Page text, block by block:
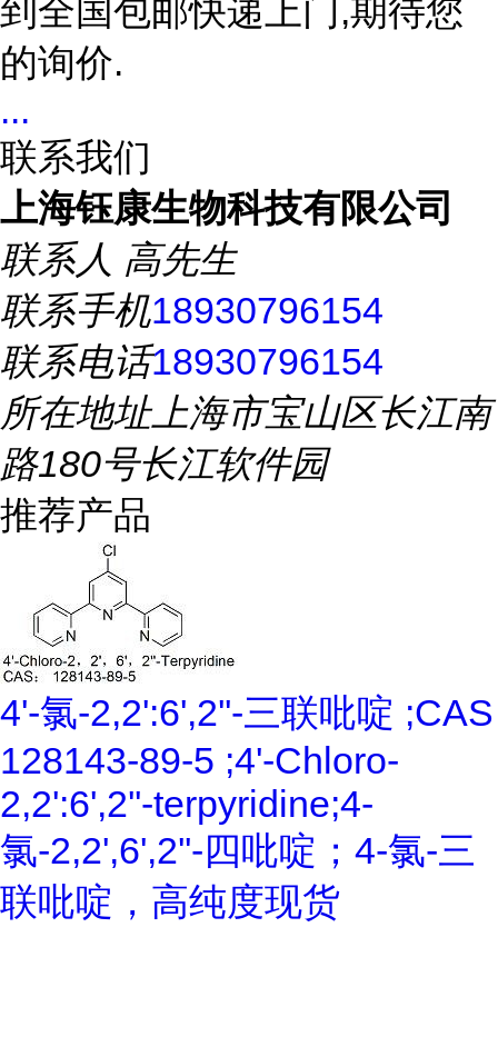
到全国包邮快递上门,期待您
的询价.
...
联系我们
上海钰康生物科技有限公司
联系人 高先生
联系手机18930796154
联系电话18930796154
所在地址上海市宝山区长江南
路180号长江软件园
推荐产品
4'-氯-2,2':6',2''-三联吡啶 ;CAS
128143-89-5 ;4'-Chloro-
2,2':6',2''-terpyridine;4-
氯-2,2',6',2''-四吡啶；4-氯-三
联吡啶，高纯度现货